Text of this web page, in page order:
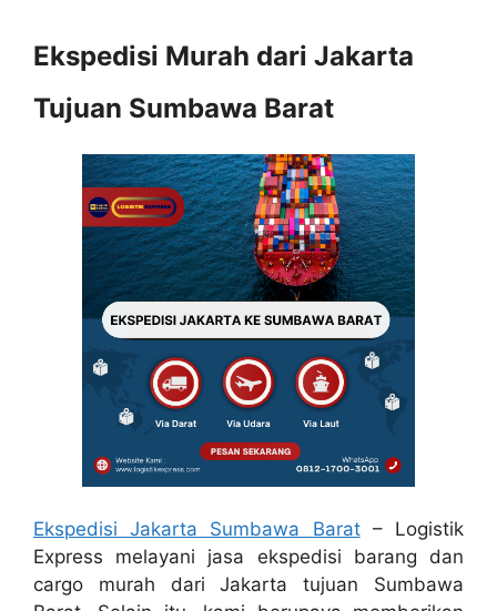
Ekspedisi Murah dari Jakarta
Tujuan Sumbawa Barat
Ekspedisi Jakarta Sumbawa Barat– Logistik
Express melayani jasa ekspedisi barang dan
cargo murah dari Jakarta tujuan Sumbawa